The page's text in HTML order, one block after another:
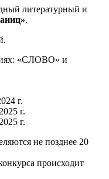
литературный и
.
«СЛОВО» и
г.
г.
г.
не позднее 20
происходит